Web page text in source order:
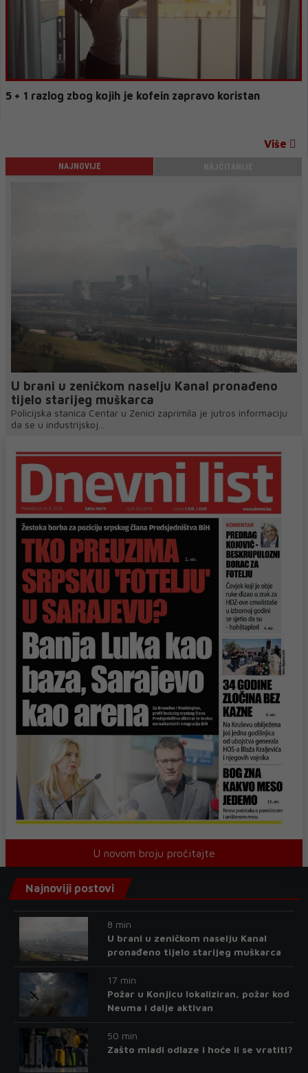
5 + 1 razlog zbog kojih je kofein zapravo koristan
Više
NAJNOVIJE
U brani u zeničkom naselju Kanal pronađeno
tijelo starijeg muškarca
Policijska stanica Centar u Zenici zaprimila je jutros informaciju
da se u industrijskoj...
U novom broju pročitajte
Najnoviji postovi
8 min
U brani u zeničkom naselju Kanal
pronađeno tijelo starijeg muškarca
17 min
Požar u Konjicu lokaliziran, požar kod
Neuma i dalje aktivan
50 min
Zašto mladi odlaze i hoće li se vratiti?